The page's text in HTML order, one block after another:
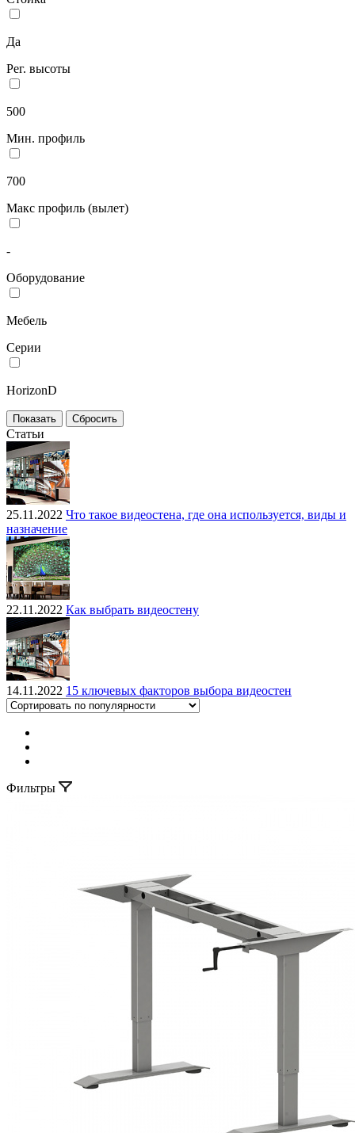
Да
Рег. высоты
500
Мин. профиль
700
Макс профиль (вылет)
-
Оборудование
Мебель
Серии
HorizonD
Статьи
25.11.2022 Что такое видеостена, где она используется, виды и
назначение
22.11.2022 Как выбрать видеостену
14.11.2022 15 ключевых факторов выбора видеостен
Фильтры